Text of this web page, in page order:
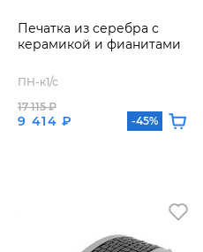
Печатка из серебра с
керамикой и фианитами
ПН-к1/с
9 414 ₽
17 115 ₽
-45%